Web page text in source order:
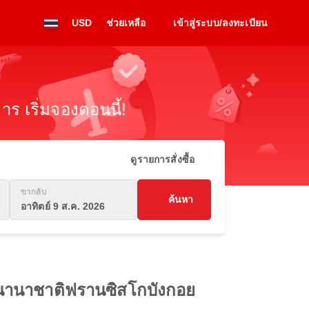
USD ช่วยเหลือ เข้าสู่ระบบ/ลงทะเบียน
ร เริ่มจองตอนนี้!
ดูรายการสั่งซื้อ
ขากลับ
อาทิตย์ 9 ส.ค. 2026
ค้นหา
นาชาติฟรานซิสโกบังกอย